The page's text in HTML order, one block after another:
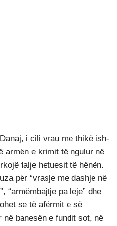
i cili vrau me thikë ish-
armën e krimit të ngulur në
falje hetuesit të hënën.
për “vrasje me dashje në
“armëmbajtje pa leje” dhe
se të afërmit e së
në banesën e fundit sot, në